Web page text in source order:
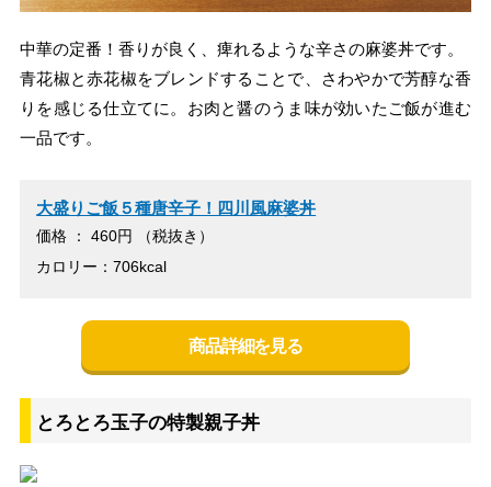
中華の定番！香りが良く、痺れるような辛さの麻婆丼です。
青花椒と赤花椒をブレンドすることで、さわやかで芳醇な香
りを感じる仕立てに。お肉と醤のうま味が効いたご飯が進む
一品です。
大盛りご飯５種唐辛子！四川風麻婆丼
価格 ： 460円 （税抜き）
カロリー：706kcal
商品詳細を見る
とろとろ玉子の特製親子丼